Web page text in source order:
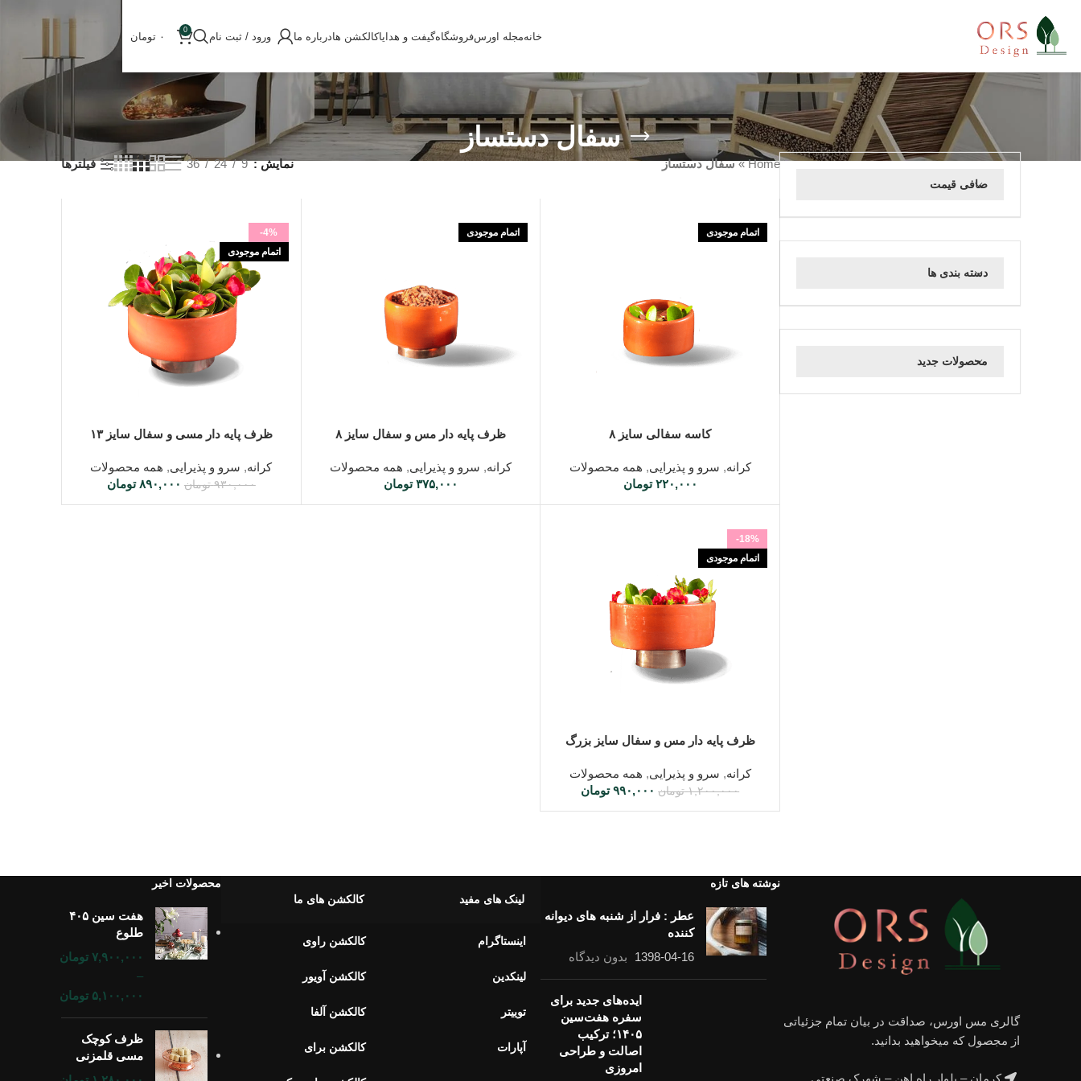
خانهمجله اورسفروشگاهگیفت و هدایاکالکشن هادرباره ما ورود / ثبت نام
0
۰ تومان
سفال دستساز
صافی قیمت
دسته بندی ها
محصولات جدید
Home
»سفال دستساز نمایش 9
24
36 فیلترها
اتمام موجودی
اطلاعات بیشترکاسه سفالی سایز ۸
کرانه, سرو و پذیرایی, همه محصولات
۲۲۰,۰۰۰ تومان
اتمام موجودی
اطلاعات بیشتر
ظرف پایه دار مس و سفال سایز ۸
کرانه, سرو و پذیرایی, همه محصولات
۳۷۵,۰۰۰ تومان
-4%
اتمام موجودی
اطلاعات بیشتر
ظرف پایه دار مسی و سفال سایز ۱۳
کرانه, سرو و پذیرایی, همه محصولات
۹۳۰,۰۰۰ تومان ۸۹۰,۰۰۰ تومان
-18%
اتمام موجودی
اطلاعات بیشتر
ظرف پایه دار مس و سفال سایز بزرگ
کرانه, سرو و پذیرایی, همه محصولات
۱,۲۰۰,۰۰۰ تومان ۹۹۰,۰۰۰ تومان
گالری مس اورس، صداقت در بیان تمام جزئیاتی
از مجصول که میخواهید بدانید.
کرمان – بلوار راه اهن – شهرک صنعتی
نوشته های تازه
عطر : فرار از شنبه های دیوانه
کننده
1398-04-16
بدون دیدگاه
ایده‌های جدید برای
سفره هفت‌سین
۱۴۰۵؛ ترکیب
اصالت و طراحی
امروزی
لینک های مفید
اینستاگرام
لینکدین
توییتر
آپارات
کالکشن های ما
کالکشن راوی
کالکشن آویور
کالکشن آلفا
کالکشن برای
محصولات اخیر
هفت سین ۴۰۵
طلوع
۷,۹۰۰,۰۰۰ تومان
–
۵,۱۰۰,۰۰۰ تومان
ظرف کوچک
مسی قلمزنی